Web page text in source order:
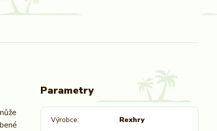
Parametry
Výrobce Rexhry